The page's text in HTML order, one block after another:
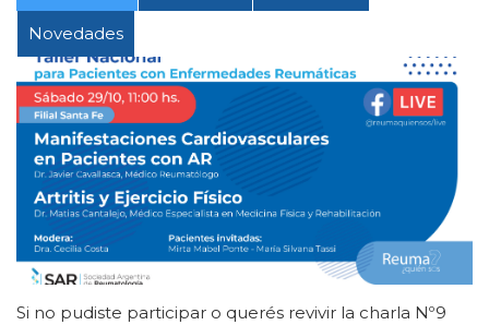
Novedades
Si no pudiste participar o querés revivir la charla Nº9